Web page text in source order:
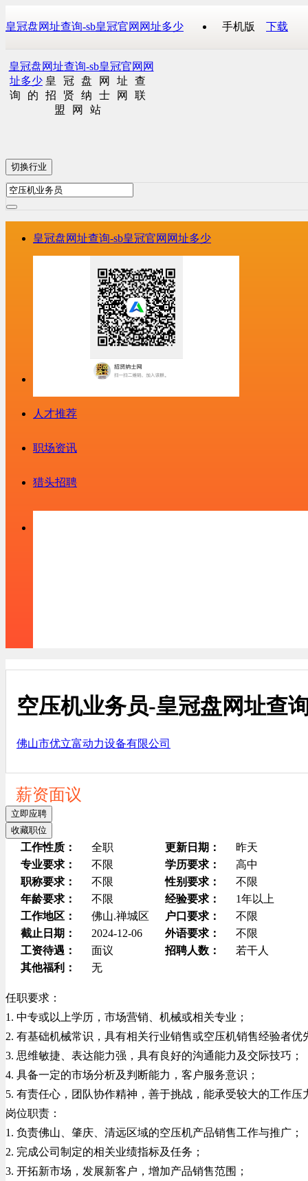
皇冠盘网址查询-sb皇冠官网网址多少 手机版 下载
皇冠盘网址查询-sb皇冠官网网
址多少 皇冠盘网址查
询的招贤纳士网联
盟网站
切换行业
皇冠盘网址查询-sb皇冠官网网址多少
人才推荐
职场资讯
猎头招聘
空压机业务员-皇冠盘网址查
佛山市优立富动力设备有限公司
薪资面议
立即应聘
收藏职位
工作性质： 全职 更新日期：
昨天
专业要求：
不限 学历要求：
高中
职称要求：
不限 性别要求：
不限
年龄要求：
不限 经验要求：
1年以上
工作地区：
佛山.禅城区 户口要求：
不限
截止日期：
2024-12-06 外语要求：
不限
工资待遇：
面议 招聘人数：
若干人
其他福利：
无
任职要求：
1. 中专或以上学历，市场营销、机械或相关专业；
2. 有基础机械常识，具有相关行业销售或空压机销售经验者优
3. 思维敏捷、表达能力强，具有良好的沟通能力及交际技巧；
4. 具备一定的市场分析及判断能力，客户服务意识；
5. 有责任心，团队协作精神，善于挑战，能承受较大的工作压
岗位职责：
1. 负责佛山、肇庆、清远区域的空压机产品销售工作与推广；
2. 完成公司制定的相关业绩指标及任务；
3. 开拓新市场，发展新客户，增加产品销售范围；